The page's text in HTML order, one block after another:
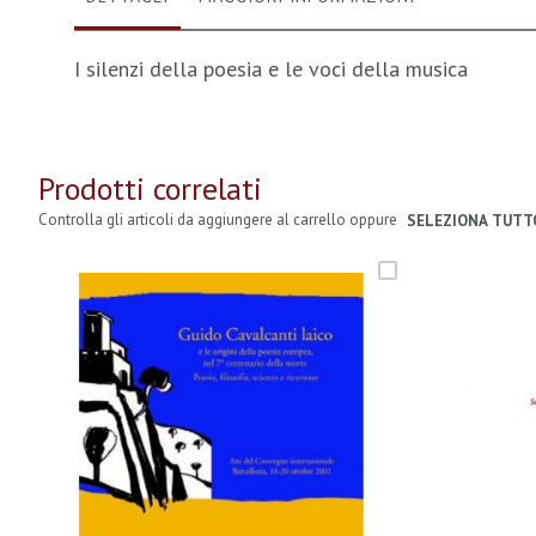
I silenzi della poesia e le voci della musica
Prodotti correlati
Controlla gli articoli da aggiungere al carrello oppure SELEZIONA